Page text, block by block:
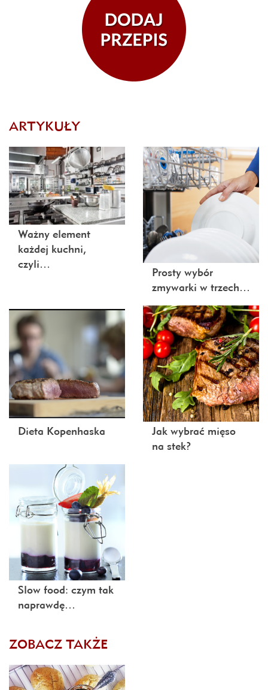
ARTYKUŁY
Ważny element
każdej kuchni,
czyli…
Prosty wybór
zmywarki w trzech…
Dieta Kopenhaska
Jak wybrać mięso
na stek?
Slow food: czym tak
naprawdę…
ZOBACZ TAKŻE